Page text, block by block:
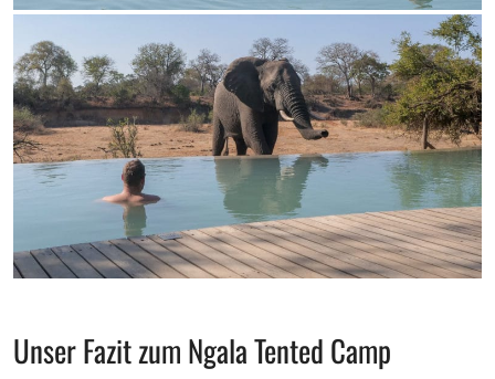
Unser Fazit zum Ngala Tented Camp